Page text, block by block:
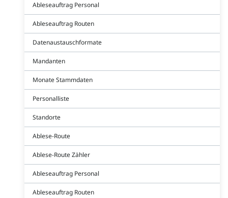
Ableseauftrag Personal
Ableseauftrag Routen
Datenaustauschformate
Mandanten
Monate Stammdaten
Personalliste
Standorte
Ablese-Route
Ablese-Route Zähler
Ableseauftrag Personal
Ableseauftrag Routen